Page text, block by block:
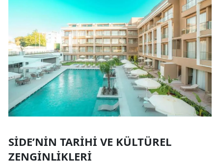
SIDE’NIN TARIHI VE KÜLTÜREL
ZENGINLIKLERI